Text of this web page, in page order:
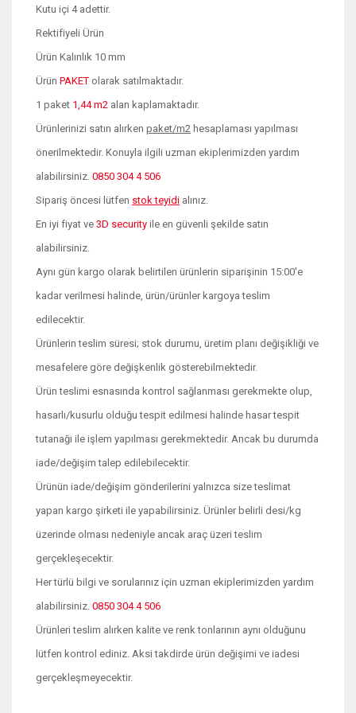
Kutu içi 4 adettir.
Rektifiyeli Ürün
Ürün Kalınlık 10 mm
Ürün PAKET olarak satılmaktadır.
1 paket 1,44 m2 alan kaplamaktadır.
Ürünlerinizi satın alırken paket/m2 hesaplaması yapılması
önerilmektedir. Konuyla ilgili uzman ekiplerimizden yardım
alabilirsiniz. 0850 304 4 506
Sipariş öncesi lütfen stok teyidi alınız.
En iyi fiyat ve 3D security ile en güvenli şekilde satın
alabilirsiniz.
Aynı gün kargo olarak belirtilen ürünlerin siparişinin 15:00'e
kadar verilmesi halinde, ürün/ürünler kargoya teslim
edilecektir.
Ürünlerin teslim süresi; stok durumu, üretim planı değişikliği ve
mesafelere göre değişkenlik gösterebilmektedir.
Ürün teslimi esnasında kontrol sağlanması gerekmekte olup,
hasarlı/kusurlu olduğu tespit edilmesi halinde hasar tespit
tutanağı ile işlem yapılması gerekmektedir. Ancak bu durumda
iade/değişim talep edilebilecektir.
Ürünün iade/değişim gönderilerini yalnızca size teslimat
yapan kargo şirketi ile yapabilirsiniz. Ürünler belirli desi/kg
üzerinde olması nedeniyle ancak araç üzeri teslim
gerçekleşecektir.
Her türlü bilgi ve sorularınız için uzman ekiplerimizden yardım
alabilirsiniz. 0850 304 4 506
Ürünleri teslim alırken kalite ve renk tonlarının aynı olduğunu
lütfen kontrol ediniz. Aksi takdirde ürün değişimi ve iadesi
gerçekleşmeyecektir.